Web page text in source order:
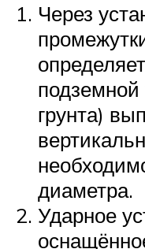
Через
грунта)
диаметра.
Ударное